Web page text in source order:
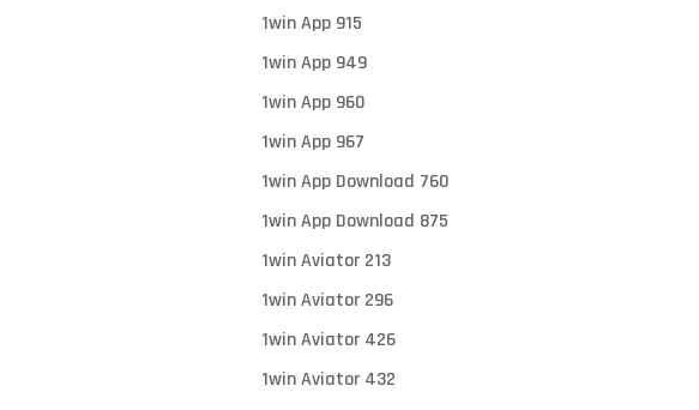
1win App 915
1win App 949
1win App 960
1win App 967
1win App Download 760
1win App Download 875
1win Aviator 213
1win Aviator 296
1win Aviator 426
1win Aviator 432